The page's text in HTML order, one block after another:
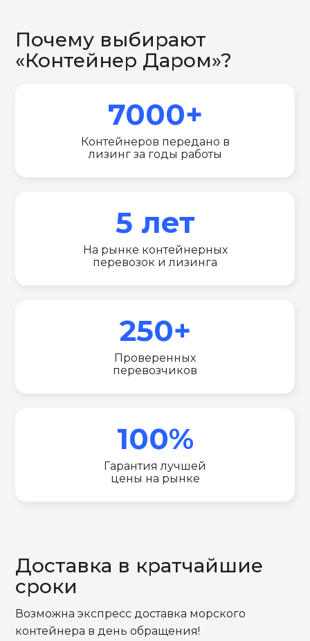
Почему выбирают
«Контейнер Даром»?
7000+
Контейнеров передано в
лизинг за годы работы
5 лет
На рынке контейнерных
перевозок и лизинга
250+
Проверенных
перевозчиков
100%
Гарантия лучшей
цены на рынке
Доставка в кратчайшие
сроки
Возможна экспресс доставка морского
контейнера в день обращения!